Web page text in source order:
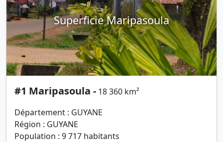
Superficie Maripasoula
#1 Maripasoula - 18 360 km²
Département : GUYANE
Région : GUYANE
Population : 9 717 habitants